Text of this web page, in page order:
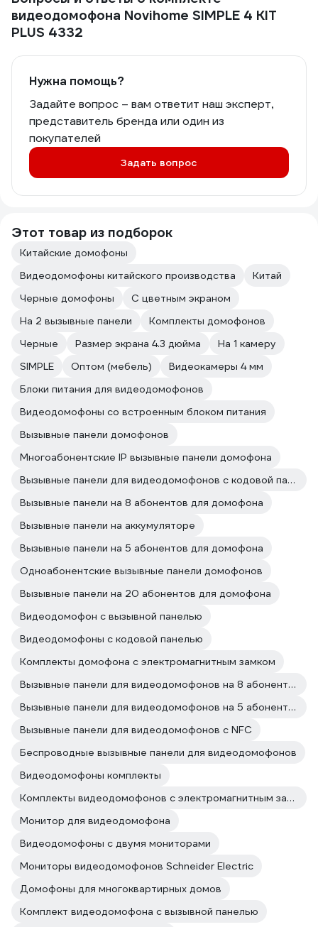
видеодомофона Novihome SIMPLE 4 KIT
PLUS 4332
Нужна помощь?
Задайте вопрос – вам ответит наш эксперт,
представитель бренда или один из
покупателей
Задать вопрос
Этот товар из подборок
Китайские домофоны
Видеодомофоны китайского производства
Китай
Черные домофоны
С цветным экраном
На 2 вызывные панели
Комплекты домофонов
Черные
Размер экрана 4.3 дюйма
На 1 камеру
SIMPLE
Оптом (мебель)
Видеокамеры 4 мм
Блоки питания для видеодомофонов
Видеодомофоны со встроенным блоком питания
Вызывные панели домофонов
Многоабонентские IP вызывные панели домофона
Вызывные панели для видеодомофонов с кодовой панелью
Вызывные панели на 8 абонентов для домофона
Вызывные панели на аккумуляторе
Вызывные панели на 5 абонентов для домофона
Одноабонентские вызывные панели домофонов
Вызывные панели на 20 абонентов для домофона
Видеодомофон с вызывной панелью
Видеодомофоны с кодовой панелью
Комплекты домофона с электромагнитным замком
Вызывные панели для видеодомофонов на 8 абонентов
Вызывные панели для видеодомофонов на 5 абонентов
Вызывные панели для видеодомофонов с NFC
Беспроводные вызывные панели для видеодомофонов
Видеодомофоны комплекты
Комплекты видеодомофонов с электромагнитным замком
Монитор для видеодомофона
Видеодомофоны с двумя мониторами
Мониторы видеодомофонов Schneider Electric
Домофоны для многоквартирных домов
Комплект видеодомофона с вызывной панелью